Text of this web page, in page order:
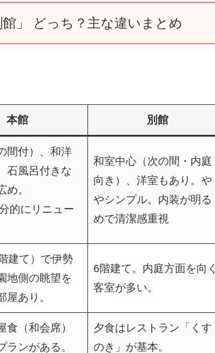
」 どっち？主な違いまとめ
本館 別館
間付）、和洋
石風呂付きな
め。
的にリニュー
和室中心（次の間・内庭
向き）、洋室もあり。や
やシンプル。内装が明る
めで清潔感重視
建て）で伊勢
地側の眺望を
屋あり。
6階建て。内庭方面を向く
客室が多い。
食（和会席）
ランがある。
夕食はレストラン「くす
のき」が基本。